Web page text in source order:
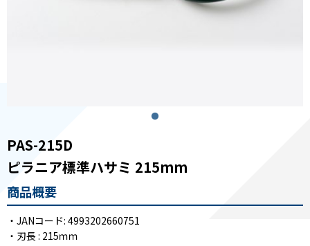
PAS-215D
ピラニア標準ハサミ 215mm
商品概要
・JANコード: 4993202660751
・刃長 : 215ｍｍ